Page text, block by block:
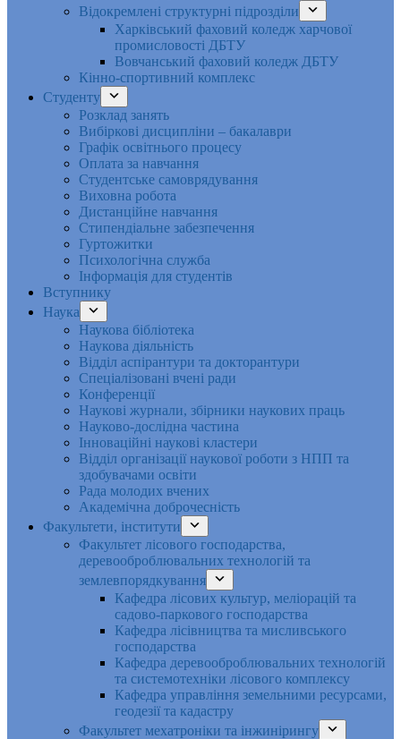
Відокремлені структурні підрозділи
Харківський фаховий коледж харчової
промисловості ДБТУ
Вовчанський фаховий коледж ДБТУ
Кінно-спортивний комплекс
Студенту
Розклад занять
Вибіркові дисципліни – бакалаври
Графік освітнього процесу
Оплата за навчання
Студентське самоврядування
Виховна робота
Дистанційне навчання
Стипендіальне забезпечення
Гуртожитки
Психологічна служба
Інформація для студентів
Вступнику
Наука
Наукова бібліотека
Наукова діяльність
Відділ аспірантури та докторантури
Спеціалізовані вчені ради
Конференції
Наукові журнали, збірники наукових праць
Науково-дослідна частина
Інноваційні наукові кластери
Відділ організації наукової роботи з НПП та
здобувачами освіти
Рада молодих вчених
Академічна доброчесність
Факультети, інститути
Факультет лісового господарства,
деревооброблювальних технологій та
землевпорядкування
Кафедра лісових культур, меліорацій та
садово-паркового господарства
Кафедра лісівництва та мисливського
господарства
Кафедра деревооброблювальних технологій
та системотехніки лісового комплексу
Кафедра управління земельними ресурсами,
геодезії та кадастру
Факультет мехатроніки та інжинірингу